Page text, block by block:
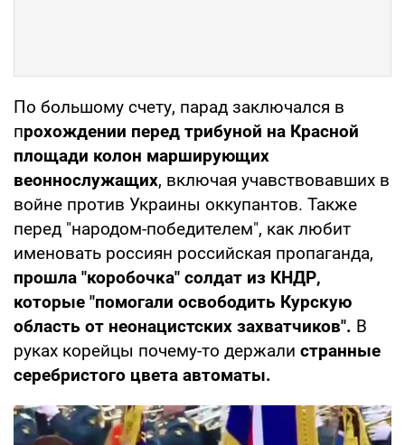
По большому счету, парад заключался в
прохождении перед трибуной на Красной
площади колон марширующих
веоннослужащих, включая учавствовавших в
войне против Украины оккупантов. Также
перед "народом-победителем", как любит
именовать россиян российская пропаганда,
прошла "коробочка" солдат из КНДР,
которые "помогали освободить Курскую
область от неонацистских захватчиков". В
руках корейцы почему-то держали странные
серебристого цвета автоматы.